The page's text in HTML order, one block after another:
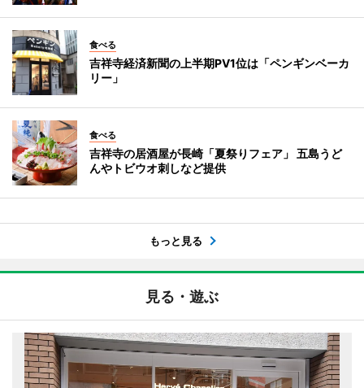
食べる
吉祥寺経済新聞の上半期PV1位は「ペンギンベーカ
リー」
食べる
吉祥寺の居酒屋が長崎「夏祭りフェア」 五島うど
んやトビウオ刺しなど提供
もっと見る
見る・遊ぶ